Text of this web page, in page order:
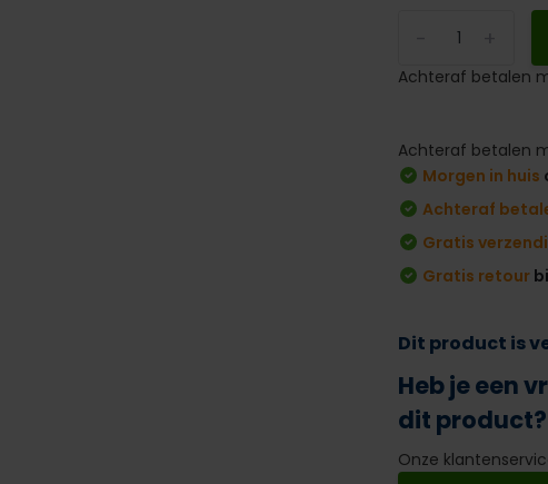
Achteraf betalen
Achteraf betalen
Morgen in huis
Achteraf
Gratis
Gratis retour
Dit product is
Heb je een
dit product?
Onze